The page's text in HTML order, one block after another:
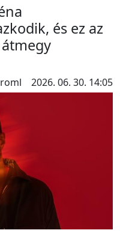
és ez az
2026. 06. 30. 14:05